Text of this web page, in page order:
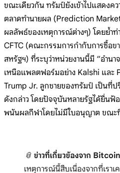
ขณะเดียวกัน ทรัมป์ยังเข้าไปแสดงค
ตลาดทำนายผล (Prediction
ผลลัพธ์ของเหตุการณ์ต่างๆ) โดยย้ำ
CFTC (คณะกรรมการกำกับการซื้อ
สหรัฐฯ) ที่ระบุว่าหน่วยงานนี้มี “อำน
เหนือแพลตฟอร์มอย่าง Kalshi และ
Trump Jr. ลูกชายของทรัมป์ เป็นที่
ดังกล่าว โดยปัจจุบันหลายรัฐได้ยื่นฟ้
พนันผลกีฬาโดยไม่มีใบอนุญาต ขณะ
📎 ข่าวที่เกี่ยวข้องจาก
เหตุการณ์นี้สืบเนื่องจากที่เราเ